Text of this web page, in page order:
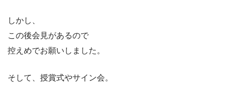
しかし、
この後会見があるので
控えめでお願いしました。
そして、授賞式やサイン会。